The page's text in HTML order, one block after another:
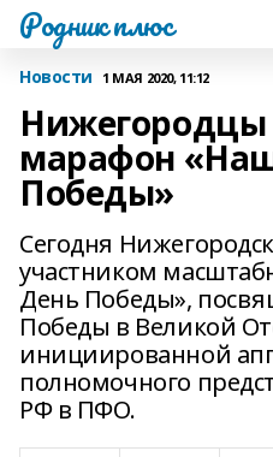
Родник плюс
Новости 1 МАЯ 2020, 11:12
марафон
Победы»
Сегодня
участником
День Победы»,
Победы в Великой
инициированной
полномочного
РФ в ПФО.